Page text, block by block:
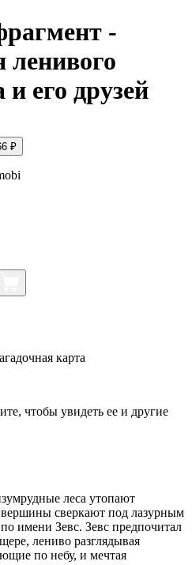
-
и его друзей
₽
карта
чтобы увидеть ее и другие
леса утопают
сверкают под лазурным
имени Зевс. Зевс предпочитал
лениво разглядывая
по небу, и мечтая